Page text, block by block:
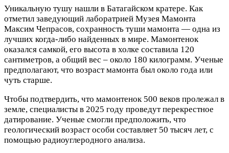
Уникальную тушу нашли в Батагайском кратере. Как
отметил заведующий лаборатрией Музея Мамонта
Максим Чепрасов, сохранность туши мамонта — одна из
лучших когда-либо найденных в мире. Мамонтенок
оказался самкой, его высота в холке составила 120
сантиметров, а общий вес – около 180 килограмм. Ученые
предполагают, что возраст мамонта был около года или
чуть старше.
Чтобы подтвердить, что мамонтенок 500 веков пролежал в
земле, специалисты в 2025 году проведут перекрестное
датирование. Ученые смогли предположить, что
геологический возраст особи составляет 50 тысяч лет, с
помощью радиоуглеродного анализа.